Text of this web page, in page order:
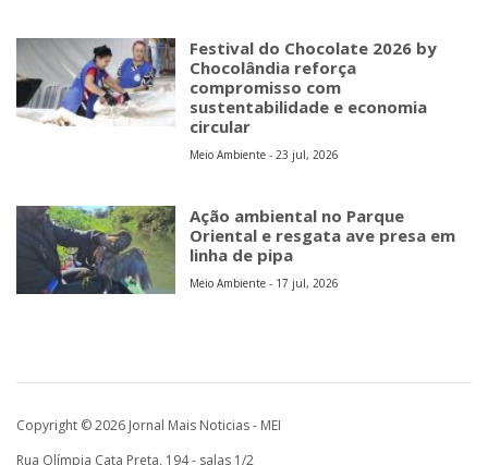
Festival do Chocolate 2026 by
Chocolândia reforça
compromisso com
sustentabilidade e economia
circular
Meio Ambiente - 23 jul, 2026
Ação ambiental no Parque
Oriental e resgata ave presa em
linha de pipa
Meio Ambiente - 17 jul, 2026
Copyright © 2026 Jornal Mais Noticias - MEI
Rua Olímpia Cata Preta, 194 - salas 1/2